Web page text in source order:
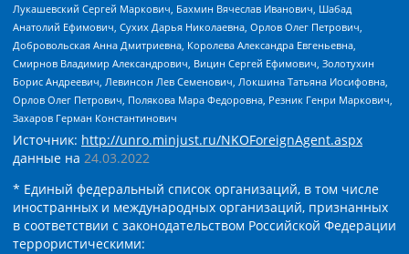
Лукашевский Сергей Маркович, Бахмин Вячеслав Иванович, Шабад
Анатолий Ефимович, Сухих Дарья Николаевна, Орлов Олег Петрович,
Добровольская Анна Дмитриевна, Королева Александра Евгеньевна,
Смирнов Владимир Александрович, Вицин Сергей Ефимович, Золотухин
Борис Андреевич, Левинсон Лев Семенович, Локшина Татьяна Иосифовна,
Орлов Олег Петрович, Полякова Мара Федоровна, Резник Генри Маркович,
Захаров Герман Константинович
Источник: http://unro.minjust.ru/NKOForeignAgent.aspx
данные на 24.03.2022
* Единый федеральный список организаций, в том числе
иностранных и международных организаций, признанных
в соответствии с законодательством Российской Федерации
террористическими: